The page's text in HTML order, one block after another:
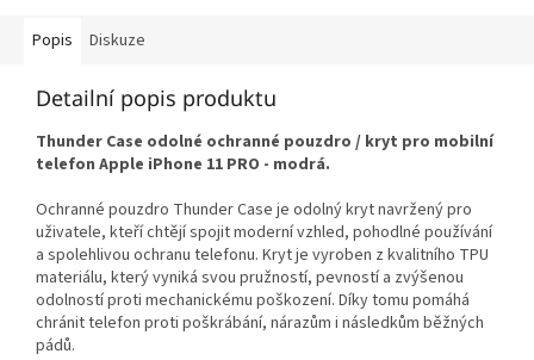
Popis Diskuze
Detailní popis produktu
Thunder Case odolné ochranné pouzdro / kryt pro mobilní
telefon Apple iPhone 11 PRO - modrá.
Ochranné pouzdro Thunder Case je odolný kryt navržený pro
uživatele, kteří chtějí spojit moderní vzhled, pohodlné používání
a spolehlivou ochranu telefonu. Kryt je vyroben z kvalitního TPU
materiálu, který vyniká svou pružností, pevností a zvýšenou
odolností proti mechanickému poškození. Díky tomu pomáhá
chránit telefon proti poškrábání, nárazům i následkům běžných
pádů.